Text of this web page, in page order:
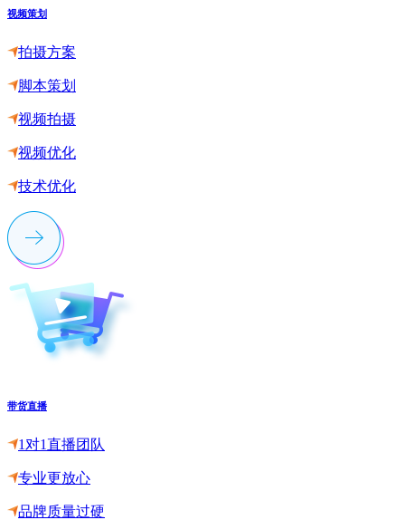
视频策划
拍摄方案
脚本策划
视频拍摄
视频优化
技术优化
带货直播
1对1直播团队
专业更放心
品牌质量过硬